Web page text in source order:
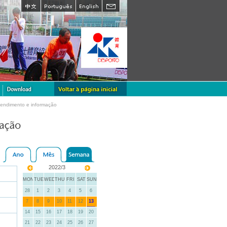
e informação
2022/3
MON TUEWEDTHU FRI SAT SUN
28 1 2 3 4 5 6
7 8 9 10 11 12 13
14 15 16 17 18 19 20
21 22 23 24 25 26 27